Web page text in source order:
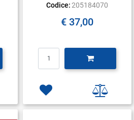
Codice: 205184070
€ 37,00